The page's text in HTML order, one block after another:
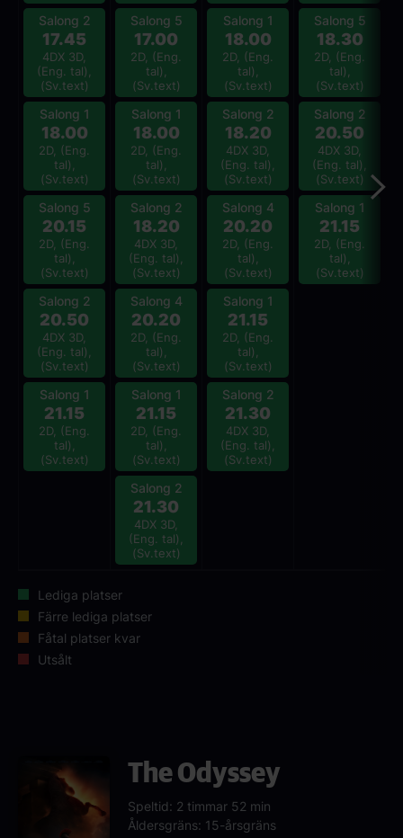
Salong 2
17.45
4DX 3D,
(Eng. tal),
(Sv.text)
Salong 1
18.00
2D, (Eng.
tal),
(Sv.text)
Salong 5
20.15
2D, (Eng.
tal),
(Sv.text)
Salong 2
20.50
4DX 3D,
(Eng. tal),
(Sv.text)
Salong 1
21.15
2D, (Eng.
tal),
(Sv.text)
Salong 5
17.00
2D, (Eng.
tal),
(Sv.text)
Salong 1
18.00
2D, (Eng.
tal),
(Sv.text)
Salong 2
18.20
4DX 3D,
(Eng. tal),
(Sv.text)
Salong 4
20.20
2D, (Eng.
tal),
(Sv.text)
Salong 1
21.15
2D, (Eng.
tal),
(Sv.text)
Salong 2
21.30
4DX 3D,
(Eng. tal),
(Sv.text)
Salong 1
18.00
2D, (Eng.
tal),
(Sv.text)
Salong 2
18.20
4DX 3D,
(Eng. tal),
(Sv.text)
Salong 4
20.20
2D, (Eng.
tal),
(Sv.text)
Salong 1
21.15
2D, (Eng.
tal),
(Sv.text)
Salong 2
21.30
4DX 3D,
(Eng. tal),
(Sv.text)
Salong 5
18.30
2D, (Eng.
tal),
(Sv.text)
Salong 2
20.50
4DX 3D,
(Eng. tal),
(Sv.text)
Salong 1
21.15
2D, (Eng.
tal),
(Sv.text)
Lediga platser
Färre lediga platser
Fåtal platser kvar
Utsålt
The Odyssey
Speltid: 2 timmar 52 min
Åldersgräns: 15-årsgräns